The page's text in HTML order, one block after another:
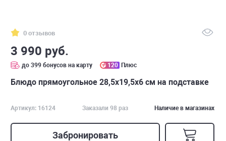
0 отзывов
3 990 руб.
до 399 бонусов на карту 120 Плюс
Блюдо прямоугольное 28,5х19,5х6 см на подставке
Артикул: 16124 Заказали 98 раз Наличие в магазинах
Забронировать